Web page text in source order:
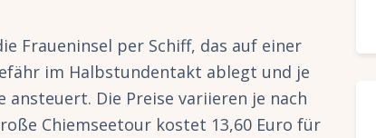
Fraueninsel per Schiff, das auf einer
im Halbstundentakt ablegt und je
Die Preise variieren je nach
Chiemseetour kostet 13,60 Euro für